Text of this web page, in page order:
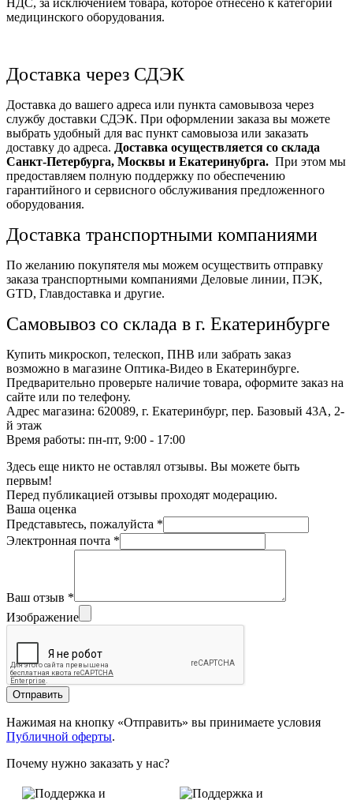
медицинского оборудования.
Доставка через СДЭК
Доставка до вашего адреса или пункта самовывоза через
службу доставки СДЭК. При оформлении заказа вы можете
выбрать удобный для вас пункт самовыоза или заказать
доставку до адреса. Доставка осуществляется со склада
Санкт-Петербурга, Москвы и Екатеринубрга. При этом мы
предоставляем полную поддержку по обеспечению
гарантийного и сервисного обслуживания предложенного
оборудования.
Доставка транспортными компаниями
По желанию покупятеля мы можем осуществить отправку
заказа транспортными компаниями Деловые линии, ПЭК,
GTD, Главдоставка и другие.
Самовывоз со склада в г. Екатеринбурге
Купить микроскоп, телескоп, ПНВ или забрать заказ
возможно в магазине Оптика-Видео в Екатеринбурге.
Предварительно проверьте наличие товара, оформите заказ на
сайте или по телефону.
Адрес магазина: 620089, г. Екатеринбург, пер. Базовый 43А, 2-
й этаж
Время работы: пн-пт, 9:00 - 17:00
Здесь еще никто не оставлял отзывы. Вы можете быть
первым!
Перед публикацией отзывы проходят модерацию.
Ваша оценка
Представьтесь, пожалуйста *
Электронная почта *
Ваш отзыв *
Изображение
Отправить
Нажимая на кнопку «Отправить» вы принимаете условия
Публичной оферты.
Почему нужно заказать у нас?